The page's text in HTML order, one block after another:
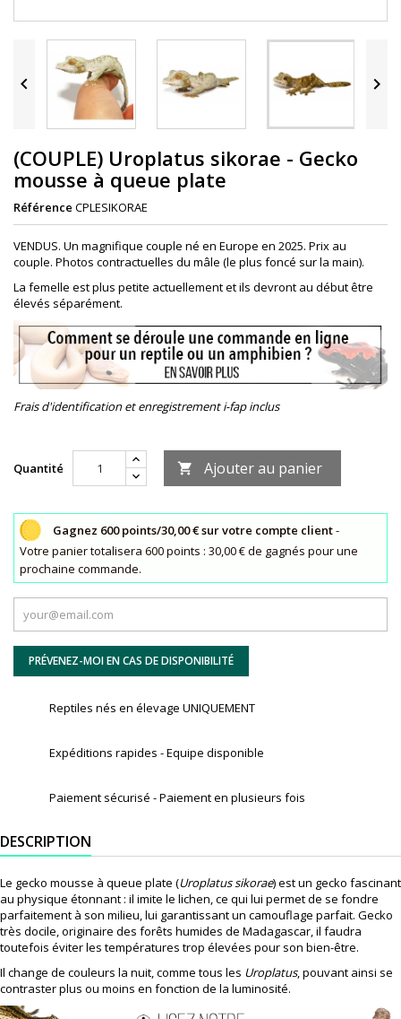
 
(COUPLE) Uroplatus sikorae - Gecko
mousse à queue plate
Référence CPLESIKORAE
VENDUS. Un magnifique couple né en Europe en 2025. Prix au
couple. Photos contractuelles du mâle (le plus foncé sur la main).
La femelle est plus petite actuellement et ils devront au début être
élevés séparément.
Frais d'identification et enregistrement i-fap inclus
Quantité  Ajouter au panier
Gagnez 600 points/30,00 € sur votre compte client-
Votre panier totalisera 600 points : 30,00 € de gagnés pour une
prochaine commande.
PRÉVENEZ-MOI EN CAS DE DISPONIBILITÉ
Reptiles nés en élevage UNIQUEMENT
Expéditions rapides - Equipe disponible
Paiement sécurisé - Paiement en plusieurs fois
DESCRIPTION
Le gecko mousse à queue plate (Uroplatus sikorae) est un gecko fascinant
au physique étonnant : il imite le lichen, ce qui lui permet de se fondre
parfaitement à son milieu, lui garantissant un camouflage parfait. Gecko
très docile, originaire des forêts humides de Madagascar, il faudra
toutefois éviter les températures trop élevées pour son bien-être.
Il change de couleurs la nuit, comme tous les Uroplatus, pouvant ainsi se
contraster plus ou moins en fonction de la luminosité.